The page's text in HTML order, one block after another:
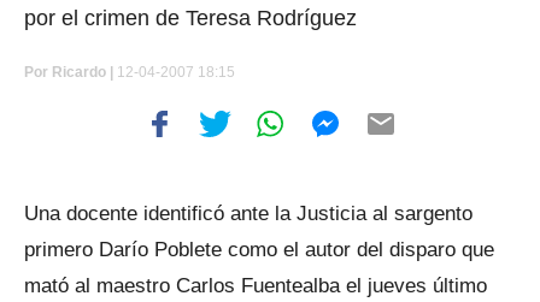
por el crimen de Teresa Rodríguez
Por Ricardo | 12-04-2007 18:15
Una docente identificó ante la Justicia al sargento
primero Darío Poblete como el autor del disparo que
mató al maestro Carlos Fuentealba el jueves último